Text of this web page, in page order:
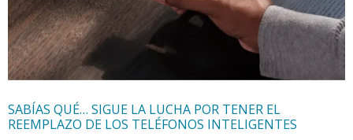
SABÍAS QUÉ… SIGUE LA LUCHA POR TENER EL
REEMPLAZO DE LOS TELÉFONOS INTELIGENTES